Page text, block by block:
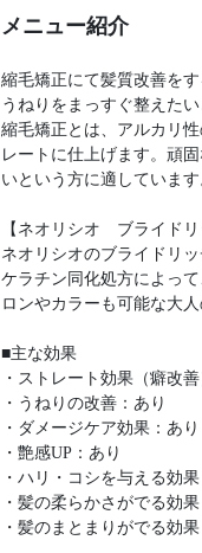
メニュー紹介
縮毛矯正にて髪質改善を
うねりをまっすぐ整えた
縮毛矯正とは、アルカリ
レートに仕上げます。頑
いという方に適しています
【ネオリシオ ブライド
ネオリシオのブライドリ
ケラチン同化処方によっ
ロンやカラーも可能な大
■主な効果
・ストレート効果（癖改
・うねりの改善：あり
・ダメージケア効果：あり
・艶感UP：あり
・ハリ・コシを与える効果
・髪の柔らかさがでる効果
・髪のまとまりがでる効果